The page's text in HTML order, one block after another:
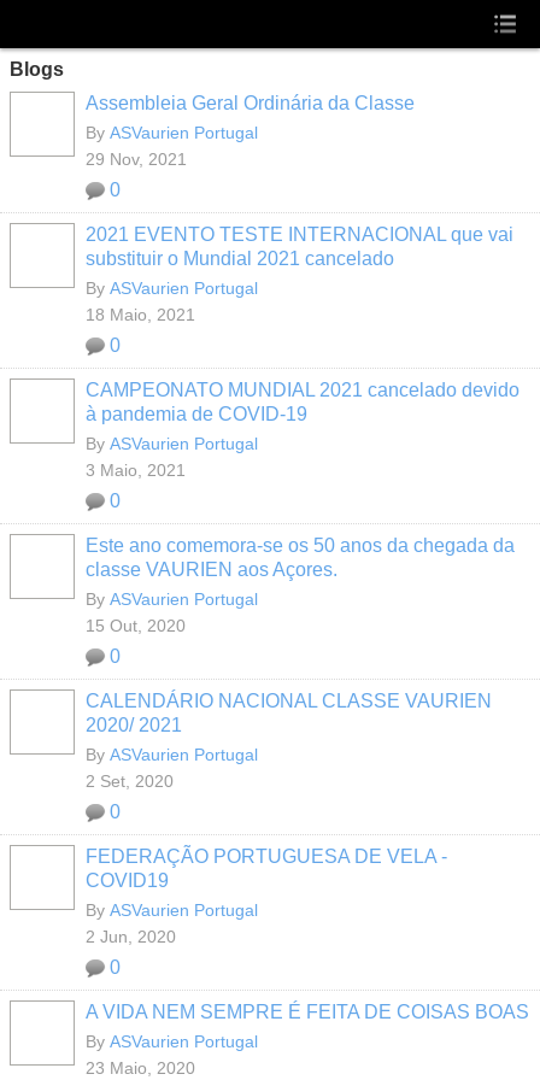
Blogs
Assembleia Geral Ordinária da Classe
By ASVaurien Portugal
29 Nov, 2021
0
2021 EVENTO TESTE INTERNACIONAL que vai
substituir o Mundial 2021 cancelado
By ASVaurien Portugal
18 Maio, 2021
0
CAMPEONATO MUNDIAL 2021 cancelado devido
à pandemia de COVID-19
By ASVaurien Portugal
3 Maio, 2021
0
Este ano comemora-se os 50 anos da chegada da
classe VAURIEN aos Açores.
By ASVaurien Portugal
15 Out, 2020
0
CALENDÁRIO NACIONAL CLASSE VAURIEN
2020/ 2021
By ASVaurien Portugal
2 Set, 2020
0
FEDERAÇÃO PORTUGUESA DE VELA -
COVID19
By ASVaurien Portugal
2 Jun, 2020
0
A VIDA NEM SEMPRE É FEITA DE COISAS BOAS
By ASVaurien Portugal
23 Maio, 2020